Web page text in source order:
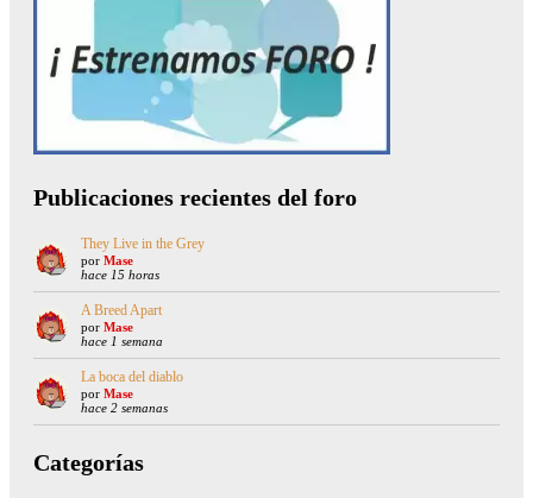
Publicaciones recientes del foro
They Live in the Grey
por Mase
hace 15 horas
A Breed Apart
por Mase
hace 1 semana
La boca del diablo
por Mase
hace 2 semanas
Categorías